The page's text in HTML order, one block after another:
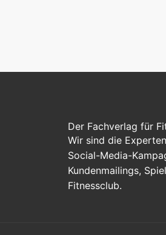
Der Fachverlag für
Wir sind die
Social-Media-
Kundenmailings,
Fitnessclub.